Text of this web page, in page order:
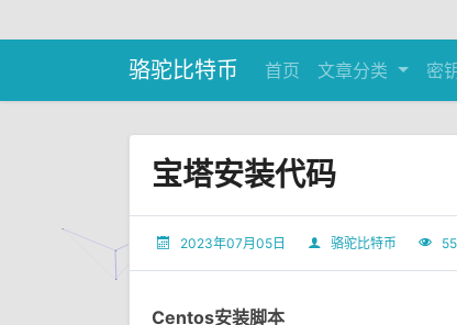
骆驼比特币 首页 文章分类 密
宝塔安装代码
2023年07月05日 骆驼比特币
Centos安装脚本